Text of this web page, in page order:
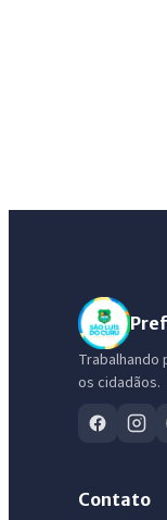
os cidadãos.
Contato